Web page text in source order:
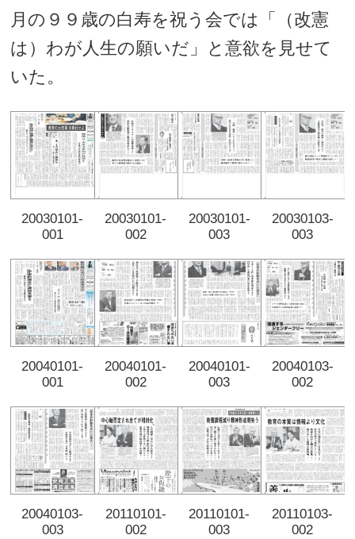
月の９９歳の白寿を祝う会では「（改憲
は）わが人生の願いだ」と意欲を見せて
いた。
20030101-
001
20030101-
002
20030101-
003
20030103-
003
20040101-
001
20040101-
002
20040101-
003
20040103-
002
20040103-
003
20110101-
002
20110101-
003
20110103-
002